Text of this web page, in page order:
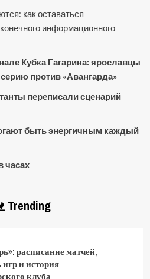
как оставаться
информационного
Кубка Гагарина: ярославцы
против «Авангарда»
переписали сценарий
быть энергичным каждый
часах
Trending
расписание матчей,
и история
клуба